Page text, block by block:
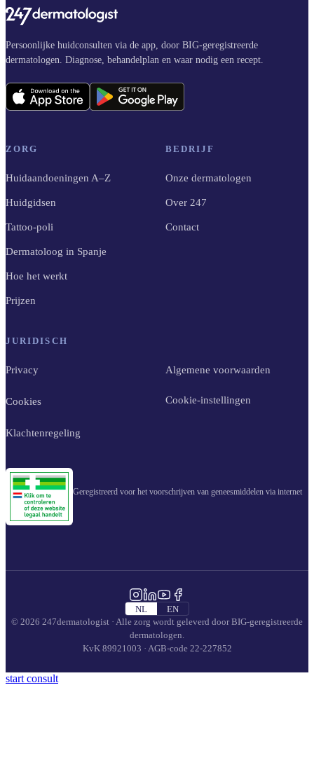
Persoonlijke huidconsulten via de app, door BIG-geregistreerde
dermatologen. Diagnose, behandelplan en waar nodig een recept.
ZORG
Huidaandoeningen A–Z
Huidgidsen
Tattoo-poli
Dermatoloog in Spanje
Hoe het werkt
Prijzen
BEDRIJF
Onze dermatologen
Over 247
Contact
JURIDISCH
Privacy Algemene voorwaarden
Cookies Cookie-instellingen
Klachtenregeling
Geregistreerd voor het voorschrijven van geneesmiddelen via internet
© 2026 247dermatologist · Alle zorg wordt geleverd door BIG-geregistreerde
dermatologen.
KvK 89921003 · AGB-code 22-227852
NL EN
start consult